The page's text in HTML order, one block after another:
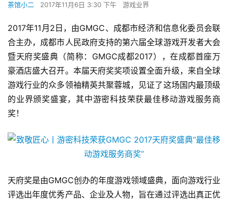
茶馆小二 2017年11月6日 3:30 下午 游戏业界
2017年11月2日，由GMGC、成都市经济和信息化委员会联
合主办，成都市人民政府支持的第六届全球游戏开发者大会
暨天府奖盛典（简称：GMGC成都2017），在成都首座万
豪酒店盛大召开。本届天府奖奖项设置全面升级，来自全球
游戏行业的众多领袖精英共聚蓉城，见证了这场国内最顶级
的业界颁奖盛宴，其中游密科技荣获最佳移动游戏服务商
奖！
天府奖是由GMGC创办的年度游戏领域盛典，面向游戏行业
评选出年度优秀产品、企业及人物，旨在通过评选出真正优